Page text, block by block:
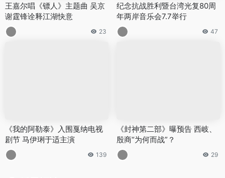
王嘉尔唱《镖人》主题曲 吴京
谢霆锋诠释江湖快意
23
纪念抗战胜利暨台湾光复80周
年两岸音乐会7.7举行
47
《我的阿勒泰》入围戛纳电视
剧节 马伊琍于适主演
139
《封神第二部》曝预告 西岐、
殷商“为何而战”？
29